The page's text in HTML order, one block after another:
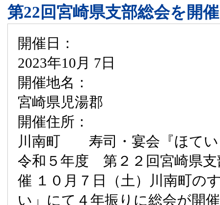
第22回宮崎県支部総会を開催
開催日：
2023年10月 7日
開催地名：
宮崎県児湯郡
開催住所：
川南町 寿司・宴会『ほてい
令和５年度 第２２回宮崎県支
催 １０月７日（土）川南町の
い」にて４年振りに総会が開